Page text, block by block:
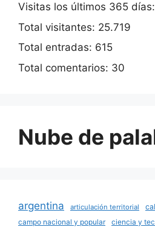
Visitas los últimos 365 días:
Total visitantes: 25.719
Total entradas: 615
Total comentarios: 30
Nube de
argentina articulación territorial
campo nacional y popular
ciencia y